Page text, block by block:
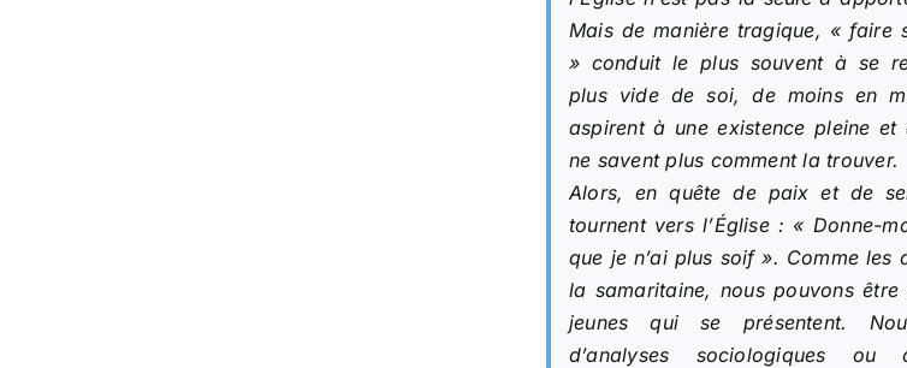
Mais de manière tragique, « faire
» conduit le plus souvent à se
plus vide de soi, de moins en
aspirent à une existence pleine et
ne savent plus comment la trouver.
Alors, en quête de paix et de
tournent vers l’Église : « Donne-
que je n’ai plus soif». Comme les
la samaritaine, nous pouvons
jeunes qui se présentent.
d’analyses sociologiques ou